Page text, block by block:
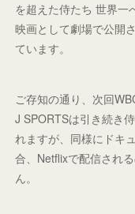
を超えた侍たち 世界一
映画として劇場で公開
ています。
ご存知の通り、次回
J SPORTSは引き続き
れますが、同様にドキ
合、Netflixで配信され
ん。